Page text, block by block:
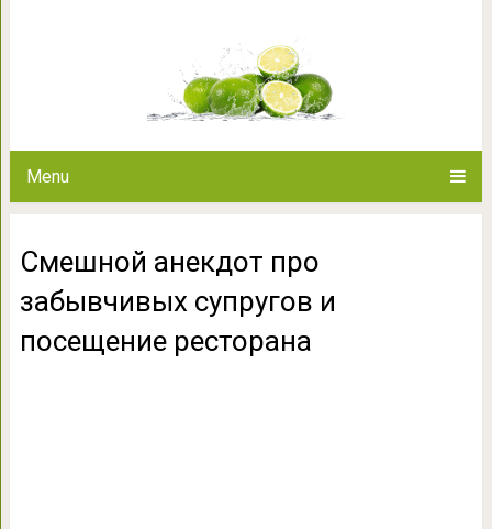
Menu
Смешной анекдот про
забывчивых супругов и
посещение ресторана